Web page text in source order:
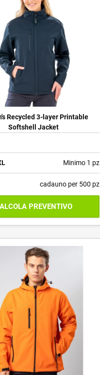
Recycled 3-layer Printable
Softshell Jacket
Minimo 1 pz
cadauno per 500 pz
PREVENTIVO